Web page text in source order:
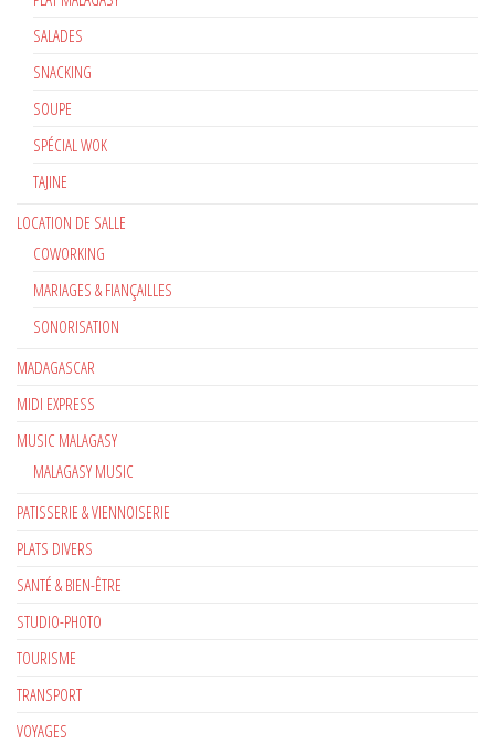
SALADES
SNACKING
SOUPE
SPÉCIAL WOK
TAJINE
LOCATION DE SALLE
COWORKING
MARIAGES & FIANÇAILLES
SONORISATION
MADAGASCAR
MIDI EXPRESS
MUSIC MALAGASY
MALAGASY MUSIC
PATISSERIE & VIENNOISERIE
PLATS DIVERS
SANTÉ & BIEN-ÊTRE
STUDIO-PHOTO
TOURISME
TRANSPORT
VOYAGES